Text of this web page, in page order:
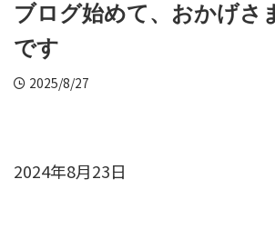
ブログ始めて、おかげさ
です
2025/8/27
2024年8月23日